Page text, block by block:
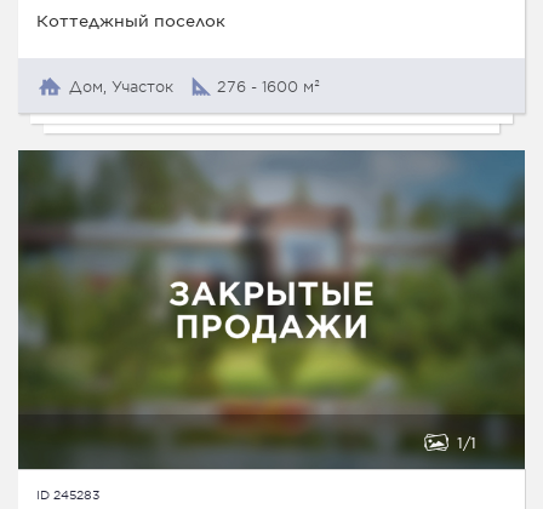
Коттеджный поселок
Дом, Участок 276 - 1600 м²
1 1
ID 245283